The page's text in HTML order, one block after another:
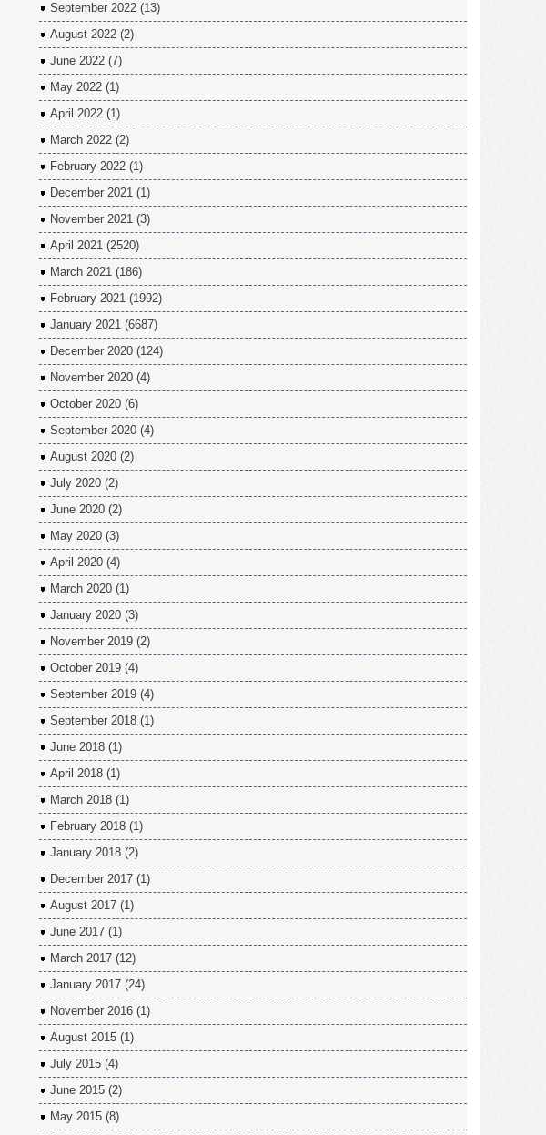
September 2022 (13)
August 2022 (2)
June 2022 (7)
May 2022 (1)
April 2022 (1)
March 2022 (2)
February 2022 (1)
December 2021 (1)
November 2021 (3)
April 2021 (2520)
March 2021 (186)
February 2021 (1992)
January 2021 (6687)
December 2020 (124)
November 2020 (4)
October 2020 (6)
September 2020 (4)
August 2020 (2)
July 2020 (2)
June 2020 (2)
May 2020 (3)
April 2020 (4)
March 2020 (1)
January 2020 (3)
November 2019 (2)
October 2019 (4)
September 2019 (4)
September 2018 (1)
June 2018 (1)
April 2018 (1)
March 2018 (1)
February 2018 (1)
January 2018 (2)
December 2017 (1)
August 2017 (1)
June 2017 (1)
March 2017 (12)
January 2017 (24)
November 2016 (1)
August 2015 (1)
July 2015 (4)
June 2015 (2)
May 2015 (8)